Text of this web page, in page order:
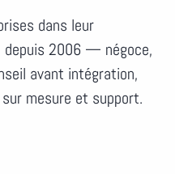
dans leur
2006 — négoce,
avant intégration,
mesure et support.